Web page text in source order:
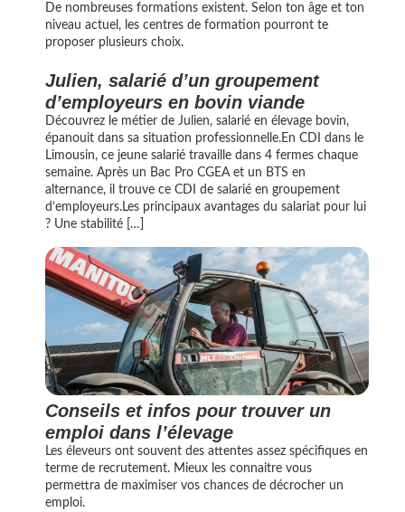
De nombreuses formations existent. Selon ton âge et ton
niveau actuel, les centres de formation pourront te
proposer plusieurs choix.
Julien, salarié d’un groupement
d’employeurs en bovin viande
Découvrez le métier de Julien, salarié en élevage bovin,
épanouit dans sa situation professionnelle.En CDI dans le
Limousin, ce jeune salarié travaille dans 4 fermes chaque
semaine. Après un Bac Pro CGEA et un BTS en
alternance, il trouve ce CDI de salarié en groupement
d’employeurs.Les principaux avantages du salariat pour lui
? Une stabilité […]
Conseils et infos pour trouver un
emploi dans l’élevage
Les éleveurs ont souvent des attentes assez spécifiques en
terme de recrutement. Mieux les connaitre vous
permettra de maximiser vos chances de décrocher un
emploi.